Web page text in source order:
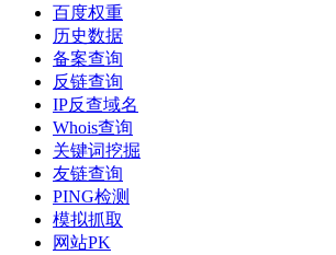
百度权重
历史数据
备案查询
反链查询
IP反查域名
Whois查询
关键词挖掘
友链查询
PING检测
模拟抓取
网站PK